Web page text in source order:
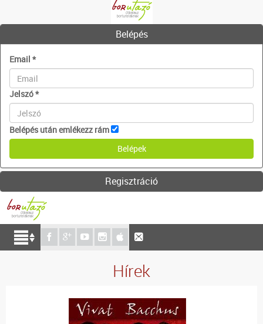
Belépés
Email *
Jelszó*
Belépés után emlékezz rám
Regisztráció
Hírek